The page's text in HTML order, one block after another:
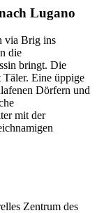
Lugano
via Brig ins
die
bringt. Die
Täler. Eine üppige
Dörfern und
mit der
Zentrum des